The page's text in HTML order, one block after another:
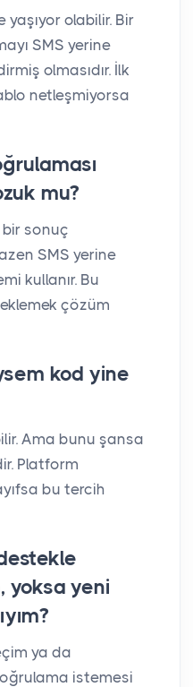
olabilir. Bir
SMS yerine
olmasıdır. İlk
netleşmiyorsa
mu?
bir sonuç
SMS yerine
kullanır. Bu
çözüm
kod yine
Ama bunu şansa
Platform
bu tercih
yoksa yeni
ya da
istemesi